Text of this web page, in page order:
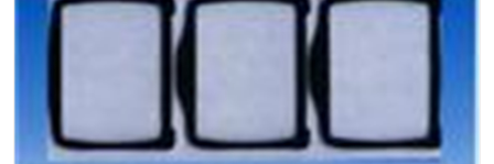
PORON泡棉 防火海绵
佛橡胶泡棉